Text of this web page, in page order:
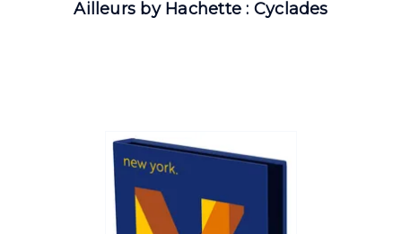
Ailleurs by Hachette : Cyclades